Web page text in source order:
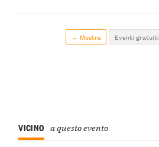
← Mostre Eventi gratuiti
VICINO a questo evento